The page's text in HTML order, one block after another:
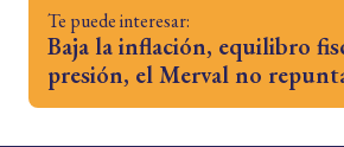
Te puede interesar:
Baja la inflación, equilibro
presión, el Merval no